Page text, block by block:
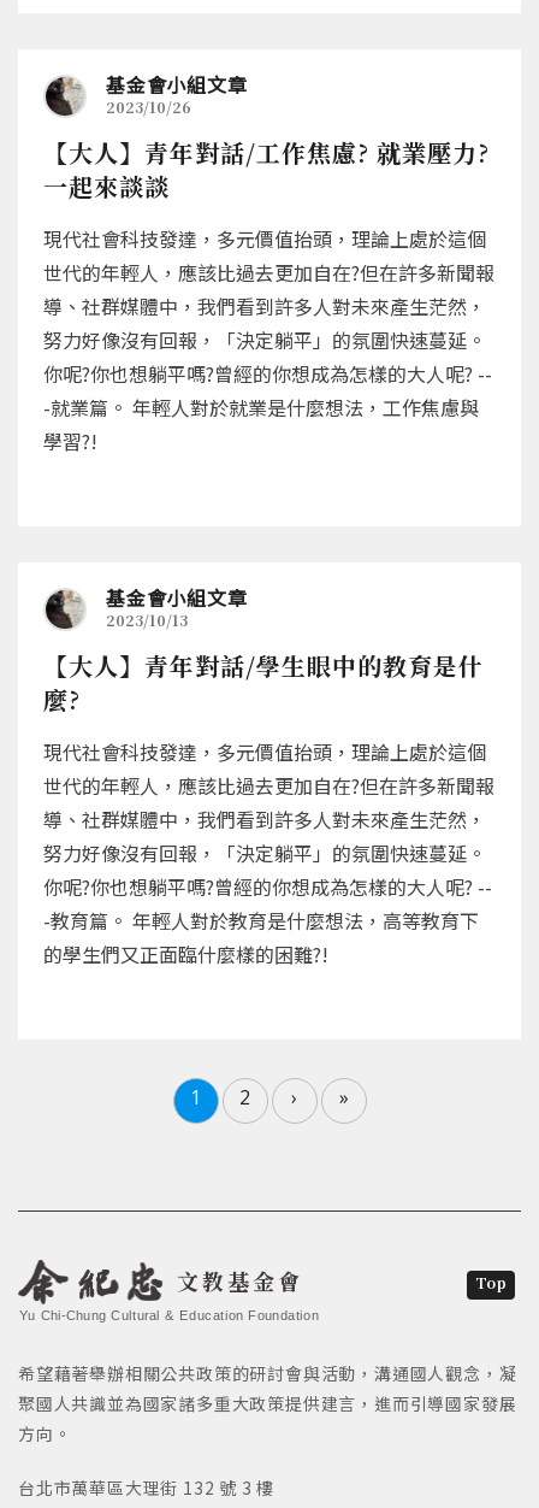
基金會小組文章
2023/10/26
【大人】青年對話/工作焦慮? 就業壓力?
一起來談談
現代社會科技發達，多元價值抬頭，理論上處於這個
世代的年輕人，應該比過去更加自在?但在許多新聞報
導、社群媒體中，我們看到許多人對未來產生茫然，
努力好像沒有回報，「決定躺平」的氛圍快速蔓延。
你呢?你也想躺平嗎?曾經的你想成為怎樣的大人呢? --
-就業篇。 年輕人對於就業是什麼想法，工作焦慮與
學習?!
基金會小組文章
2023/10/13
【大人】青年對話/學生眼中的教育是什
麼?
現代社會科技發達，多元價值抬頭，理論上處於這個
世代的年輕人，應該比過去更加自在?但在許多新聞報
導、社群媒體中，我們看到許多人對未來產生茫然，
努力好像沒有回報，「決定躺平」的氛圍快速蔓延。
你呢?你也想躺平嗎?曾經的你想成為怎樣的大人呢? --
-教育篇。 年輕人對於教育是什麼想法，高等教育下
的學生們又正面臨什麼樣的困難?!
1 2 › »
文教基金會
Yu Chi-Chung Cultural & Education Foundation
希望藉著舉辦相關公共政策的研討會與活動，溝通國人觀念，凝
聚國人共識並為國家諸多重大政策提供建言，進而引導國家發展
方向。
台北市萬華區大理街 132 號 3 樓
Top